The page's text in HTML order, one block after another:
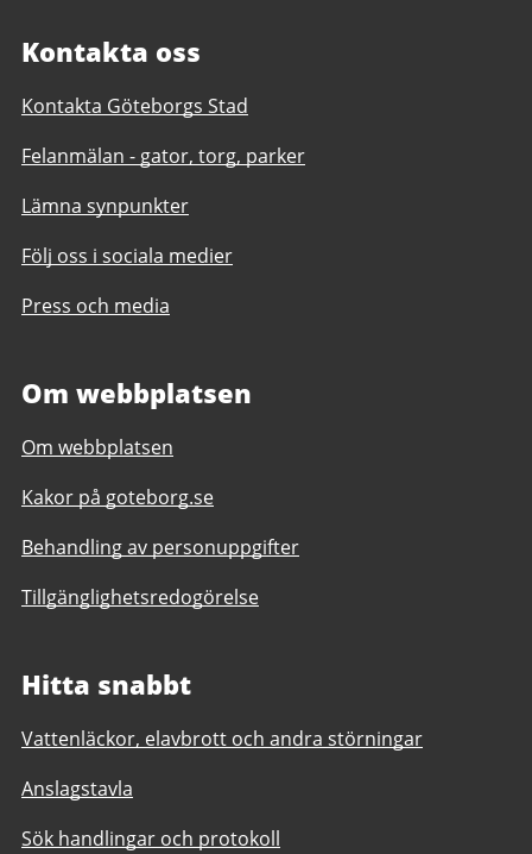
Kontakta oss
Kontakta Göteborgs Stad
Felanmälan - gator, torg, parker
Lämna synpunkter
Följ oss i sociala medier
Press och media
Om webbplatsen
Om webbplatsen
Kakor på goteborg.se
Behandling av personuppgifter
Tillgänglighetsredogörelse
Hitta snabbt
Vattenläckor, elavbrott och andra störningar
Anslagstavla
Sök handlingar och protokoll